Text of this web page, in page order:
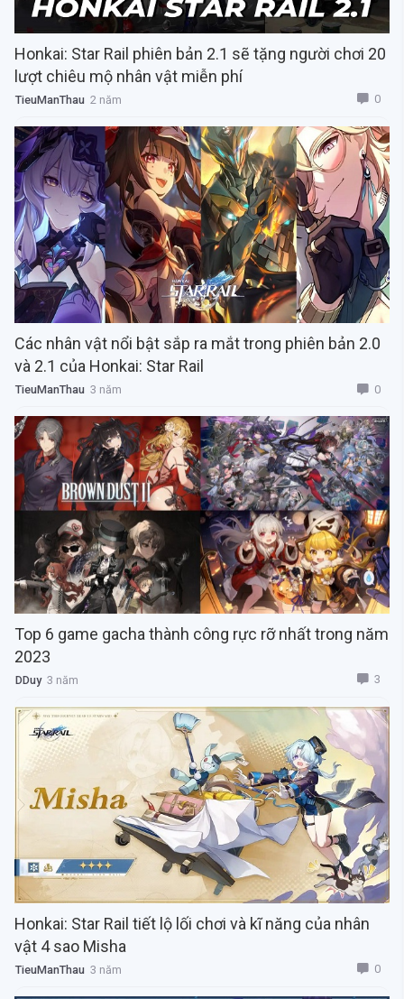
Honkai: Star Rail phiên bản 2.1 sẽ tặng người chơi 20
lượt chiêu mộ nhân vật miễn phí
TieuManThau 2 năm 0
Các nhân vật nổi bật sắp ra mắt trong phiên bản 2.0
và 2.1 của Honkai: Star Rail
TieuManThau 3 năm 0
Top 6 game gacha thành công rực rỡ nhất trong năm
2023
DDuy3 năm 3
Honkai: Star Rail tiết lộ lối chơi và kĩ năng của nhân
vật 4 sao Misha
TieuManThau 3 năm 0